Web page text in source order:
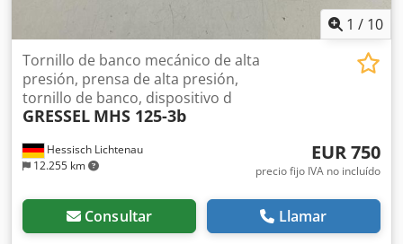
1 / 10
Hessisch Lichtenau
12.255 km
Tornillo de banco mecánico de alta
presión, prensa de alta presión,
tornillo de banco, dispositivo d
GRESSEL MHS 125-3b
EUR 750
precio fijo IVA no incluído
Consultar Llamar